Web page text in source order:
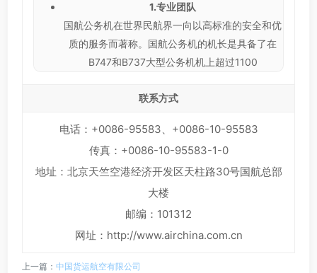
1.专业团队
国航公务机在世界民航界一向以高标准的安全和优
质的服务而著称。国航公务机的机长是具备了在
B747和B737大型公务机机上超过1100
联系方式
电话：+0086-95583、+0086-10-95583
传真：+0086-10-95583-1-0
地址：北京天竺空港经济开发区天柱路30号国航总部
大楼
邮编：101312
网址：http://www.airchina.com.cn
上一篇： 中国货运航空有限公司